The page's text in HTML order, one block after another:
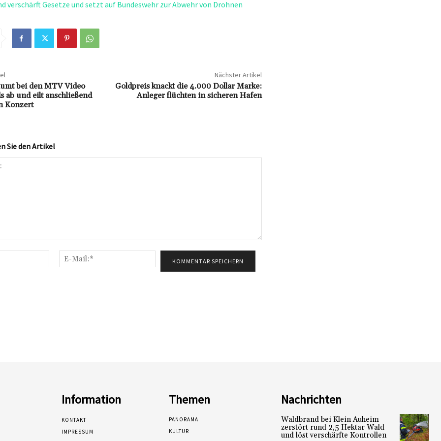
verschärft Gesetze und setzt auf Bundeswehr zur Abwehr von Drohnen
bei den MTV Video
ab und eilt anschließend
Konzert
Nächster Artikel
Goldpreis knackt die 4.000 Dollar Marke:
Anleger flüchten in sicheren Hafen
Sie den Artikel
Name:*
Mail:*
Information
KONTAKT
IMPRESSUM
Themen
PANORAMA
KULTUR
Nachrichten
Waldbrand bei Klein Auheim
zerstört rund 2,5 Hektar Wald
und löst verschärfte Kontrollen